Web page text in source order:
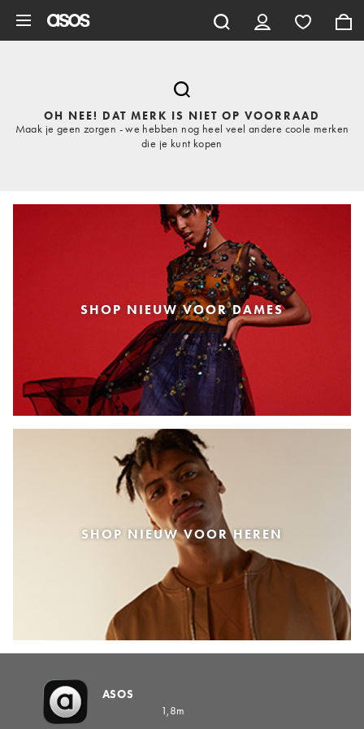
OH NEE! DAT MERK IS NIET OP VOORRAAD
Maak je geen zorgen - we hebben nog heel veel andere coole merken
die je kunt kopen
SHOP NIEUW VOOR DAMES
SHOP NIEUW VOOR HEREN
ASOS
1,8m